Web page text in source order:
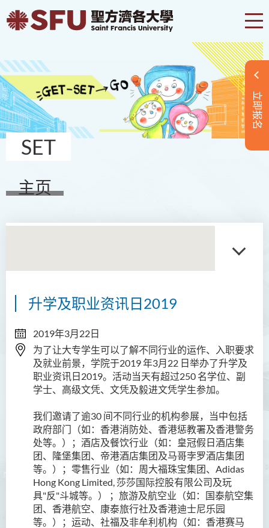
立即报名
SET
主页
升学及职业资讯日2019
2019年3月22日
为了让大专学生可以了解不同行业的运作、入职要求
及就业前景，学院于2019 年3月22 日举办了升学及
职业资讯日2019。活动当天有超过250 名学位、副
学士、高级文凭、文凭及毅进文凭学生参加。
我们邀请了逾30 间不同行业的机构参展，当中包括
政府部门（如：香港消防处、香港惩教署及香港警务
处等。）；酒店及餐饮行业（如：皇冠假日酒店集
团、隆堡集团、帝港酒店集团及马哥孛罗酒店集团
等。）；零售行业（如：周大福珠宝集团、Adidas
Hong Kong Limited, 莎莎国际控股有限公司及玩
具"反"斗城等。） ；旅游及航空业（如：国泰航空集
团、香港航空、康泰旅行社及香港迪士尼乐园
等。）；运动、社福及非牟利机构（如：香港赛马